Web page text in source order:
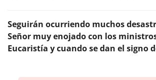
Seguirán ocurriendo muchos
Señor muy enojado con los
Eucaristía y cuando se dan el signo